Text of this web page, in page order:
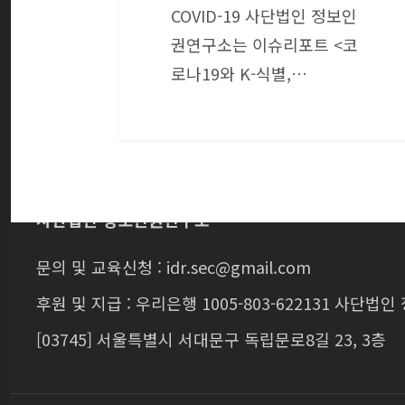
COVID-19 사단법인 정보인
권연구소는 이슈리포트 <코
로나19와 K-식별,…
사단법인 정보인권연구소
문의 및 교육신청 : idr.sec@gmail.com
후원 및 지급 : 우리은행 1005-803-622131 사단법인
[03745] 서울특별시 서대문구 독립문로8길 23, 3층